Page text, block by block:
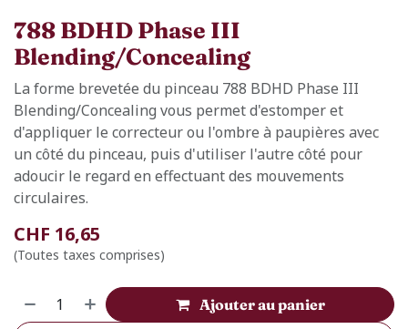
788 BDHD Phase III
Blending/Concealing
La forme brevetée du pinceau 788 BDHD Phase III
Blending/Concealing vous permet d'estomper et
d'appliquer le correcteur ou l'ombre à paupières avec
un côté du pinceau, puis d'utiliser l'autre côté pour
adoucir le regard en effectuant des mouvements
circulaires.
CHF 16,65
(Toutes taxes comprises)
Ajouter au panier